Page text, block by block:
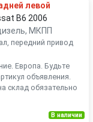
левой
B6 2006
МКПП
передний привод
Европа. Будьте
объявления.
склад обязательно
В наличии